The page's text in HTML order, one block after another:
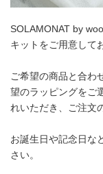
SOLAMONAT by
キットをご用意して
ご希望の商品と合わ
望のラッピングをご
れいただき、ご注文
お誕生日や記念日な
さい。